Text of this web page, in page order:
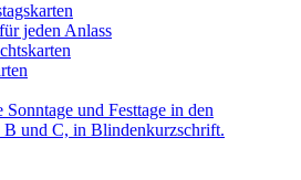
jeden Anlass
und Festtage in den
B und C, in Blindenkurzschrift.